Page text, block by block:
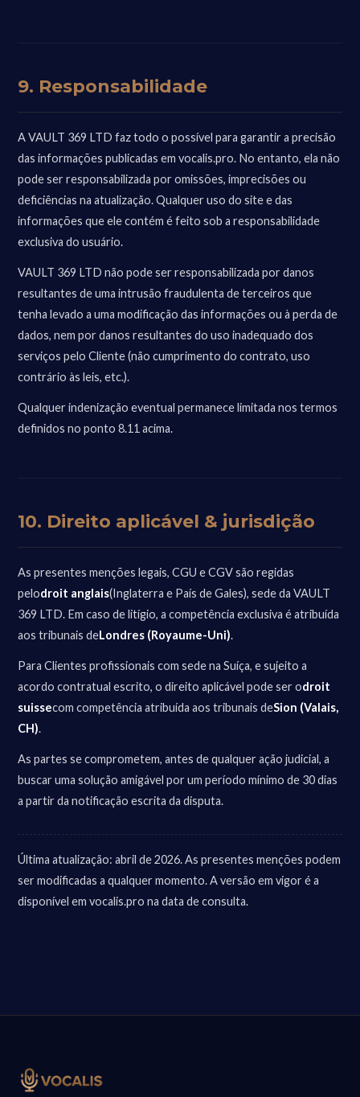
9. Responsabilidade
A VAULT 369 LTD faz todo o possível para garantir a precisão
das informações publicadas em vocalis.pro. No entanto, ela não
pode ser responsabilizada por omissões, imprecisões ou
deficiências na atualização. Qualquer uso do site e das
informações que ele contém é feito sob a responsabilidade
exclusiva do usuário.
VAULT 369 LTD não pode ser responsabilizada por danos
resultantes de uma intrusão fraudulenta de terceiros que
tenha levado a uma modificação das informações ou à perda de
dados, nem por danos resultantes do uso inadequado dos
serviços pelo Cliente (não cumprimento do contrato, uso
contrário às leis, etc.).
Qualquer indenização eventual permanece limitada nos termos
definidos no ponto 8.11 acima.
10. Direito aplicável & jurisdição
As presentes menções legais, CGU e CGV são regidas
pelodroit anglais(Inglaterra e País de Gales), sede da VAULT
369 LTD. Em caso de litígio, a competência exclusiva é atribuída
aos tribunais deLondres (Royaume-Uni).
Para Clientes profissionais com sede na Suíça, e sujeito a
acordo contratual escrito, o direito aplicável pode ser odroit
suissecom competência atribuída aos tribunais deSion (Valais,
CH).
As partes se comprometem, antes de qualquer ação judicial, a
buscar uma solução amigável por um período mínimo de 30 dias
a partir da notificação escrita da disputa.
Última atualização: abril de 2026. As presentes menções podem
ser modificadas a qualquer momento. A versão em vigor é a
disponível em vocalis.pro na data de consulta.